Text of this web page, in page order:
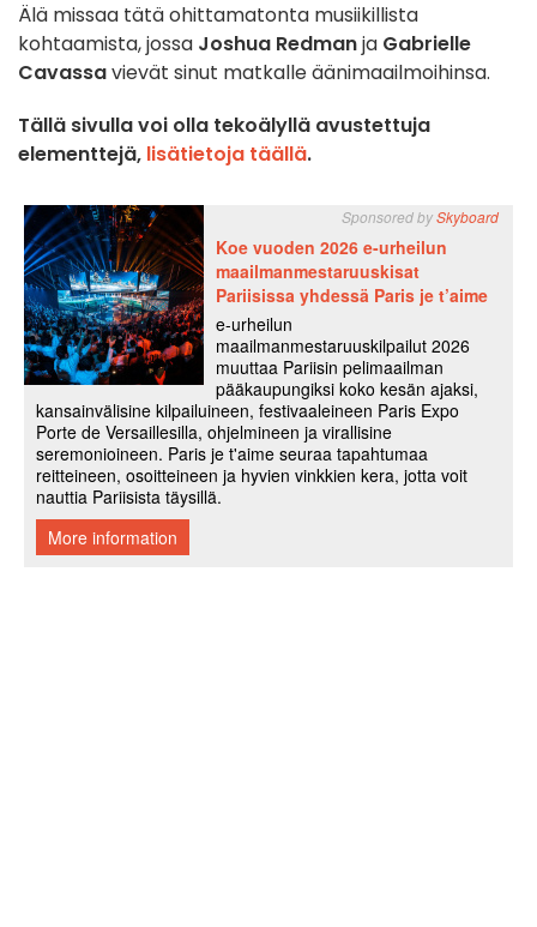
Älä missaa tätä ohittamatonta musiikillista
kohtaamista, jossa Joshua Redmanja Gabrielle
Cavassavievät sinut matkalle äänimaailmoihinsa.
Tällä sivulla voi olla tekoälyllä avustettuja
elementtejä, lisätietoja täällä.